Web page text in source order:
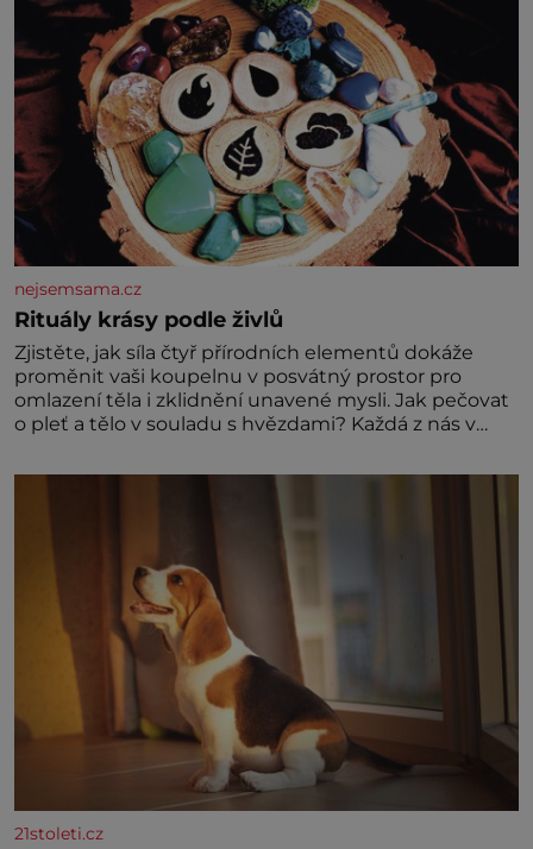
nejsemsama.cz
Rituály krásy podle živlů
Zjistěte, jak síla čtyř přírodních elementů dokáže
proměnit vaši koupelnu v posvátný prostor pro
omlazení těla i zklidnění unavené mysli. Jak pečovat
o pleť a tělo v souladu s hvězdami? Každá z nás v
naší povaze, ale i v potřebách naší pokožky. Ohnivá
znamení Ženy narozené ve znamení Berana, Lva a
Střelce v sobě nesou žár, odvahu a neutuchající elán.
21stoleti.cz